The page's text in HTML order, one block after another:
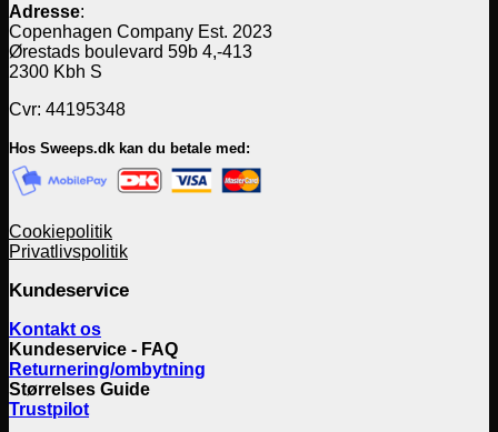
Adresse:
Copenhagen Company Est. 2023
Ørestads boulevard 59b 4,-413
2300 Kbh S
Cvr: 44195348
Hos Sweeps.dk kan du betale med:
Cookiepolitik
Privatlivspolitik
Kundeservice
Kontakt os
Kundeservice - FAQ
Returnering/ombytning
Størrelses Guide
Trustpilot